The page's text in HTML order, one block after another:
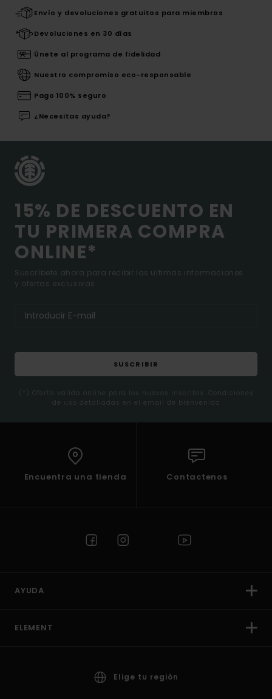
Envío y devoluciones gratuitos para miembros
Devoluciones en 30 días
Únete al programa de fidelidad
Nuestro compromiso eco-responsable
Pago 100% seguro
¿Necesitas ayuda?
15% DE DESCUENTO EN
TU PRIMERA COMPRA
ONLINE*
Suscríbete ahora para recibir las ultimas informaciones
y ofertas exclusivas.
SUSCRIBIR
(*) Oferta valida online para los nuevos inscritos. Condiciones
de uso detalladas en el email de bienvenida
Encuentra una tienda Contactenos
AYUDA
ELEMENT
Elige tu región